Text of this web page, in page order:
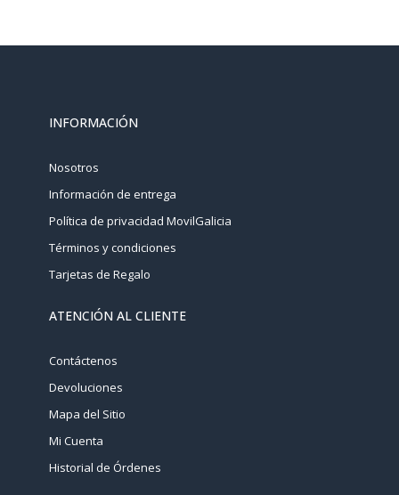
INFORMACIÓN
Nosotros
Información de entrega
Política de privacidad MovilGalicia
Términos y condiciones
Tarjetas de Regalo
ATENCIÓN AL CLIENTE
Contáctenos
Devoluciones
Mapa del Sitio
Mi Cuenta
Historial de Órdenes